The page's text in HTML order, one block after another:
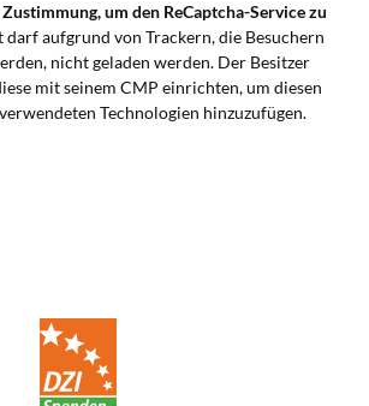
um den ReCaptcha-Service zu
darf aufgrund von Trackern, die Besuchern
nicht geladen werden. Der Besitzer
mit seinem CMP einrichten, um diesen
Technologien hinzuzufügen.